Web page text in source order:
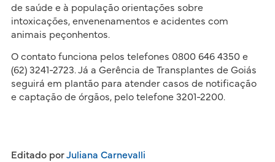
de saúde e à população orientações sobre
intoxicações, envenenamentos e acidentes com
animais peçonhentos.
O contato funciona pelos telefones 0800 646 4350 e
(62) 3241-2723. Já a Gerência de Transplantes de Goiás
seguirá em plantão para atender casos de notificação
e captação de órgãos, pelo telefone 3201-2200.
Editado porJuliana Carnevalli